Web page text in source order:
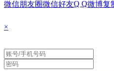
微信朋友圈微信好友Q Q微博复
×